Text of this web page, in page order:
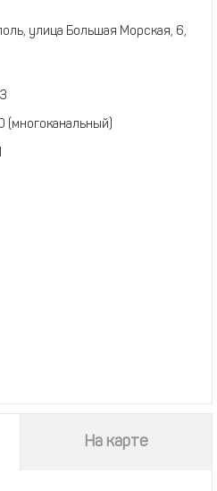
улица Большая Морская, 6,
(многоканальный)
На карте